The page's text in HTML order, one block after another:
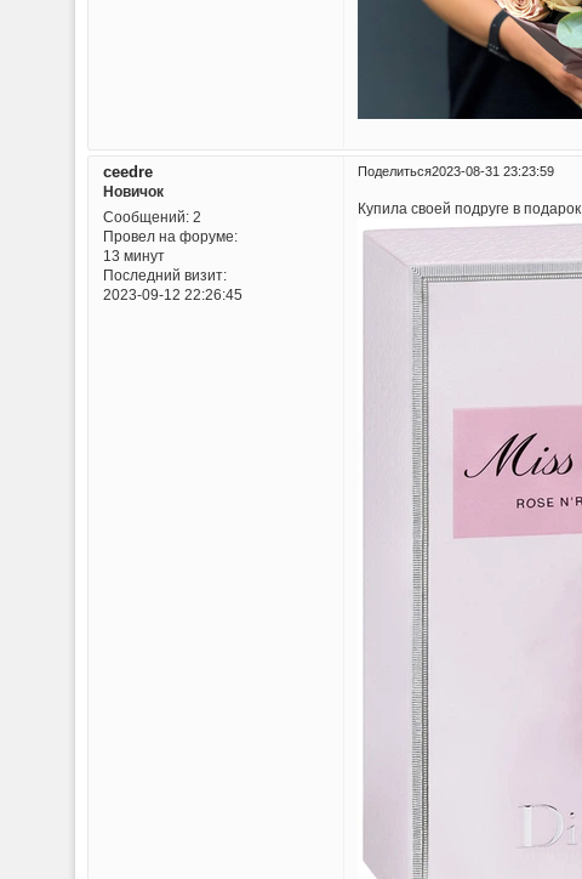
Поделиться2023-08-31 23:23:59
ceedre
Новичок
Сообщений:2
Провел на форуме:
13 минут
Последний визит:
2023-09-12 22:26:45
Купила своей подруге в подарок